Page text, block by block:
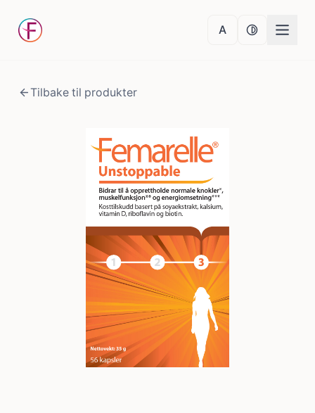
A
NormalNormal
Tilbake til produkter